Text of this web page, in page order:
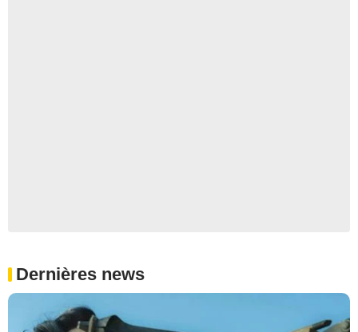
Dernières news